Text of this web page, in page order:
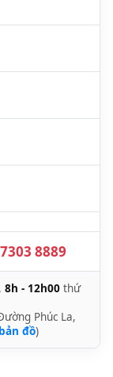
8889
8h - 12h00 thứ
Phúc La,
đồ)